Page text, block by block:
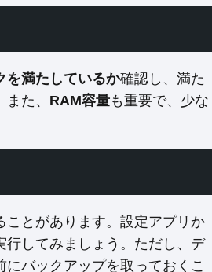
を満たしているか確認し、満た
た、 RAM容量も重要で、少な
ことがあります。設定アプリか
行してみましょう。ただし、デ
にバックアップを取っておくこ